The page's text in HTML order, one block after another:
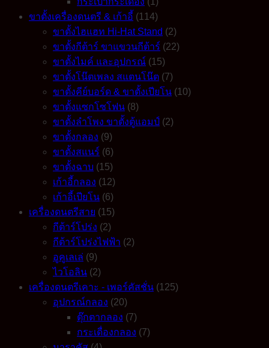
ขาตั้งเครื่องดนตรี & เก้าอี้ (114)
ขาตั้งไฮแฮท Hi-Hat Stand (2)
ขาตั้งกีต้าร์ ขาแขวนกีต้าร์ (22)
ขาตั้งไมค์ และอุปกรณ์ (15)
ขาตั้งโน๊ตเพลง สแตนโน๊ต (7)
ขาตั้งคีย์บอร์ด & ขาตั้งเปียโน (10)
ขาตั้งแซกโซโฟน (8)
ขาตั้งลำโพง ขาตั้งตู้แอมป์ (2)
ขาตั้งกลอง (9)
ขาตั้งสแนร์ (6)
ขาตั้งฉาบ (15)
เก้าอี้กลอง (12)
เก้าอี้เปียโน (6)
เครื่องดนตรีสาย (15)
กีต้าร์โปร่ง (2)
กีต้าร์โปร่งไฟฟ้า (2)
อูคูเลเล่ (9)
ไวโอลิน (2)
เครื่องดนตรีเคาะ - เพอร์คัสชั่น (125)
อุปกรณ์กลอง (20)
ตุ๊กตากลอง (7)
กระเดื่องกลอง (7)